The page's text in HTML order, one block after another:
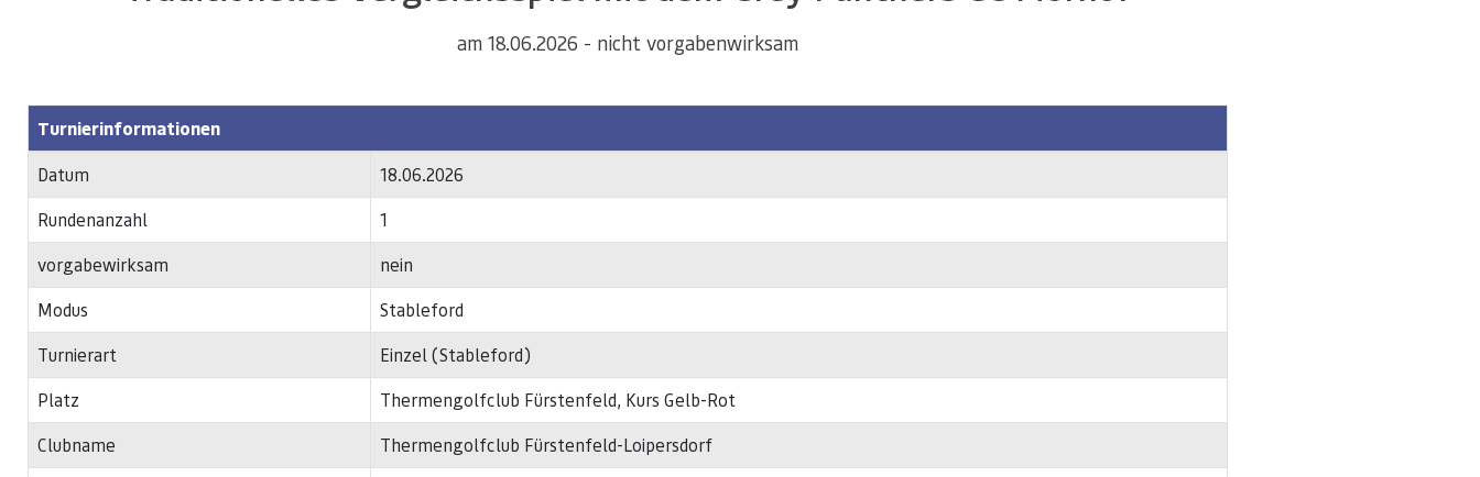
am 18.06.2026 - nicht vorgabenwirksam
Turnierinformationen
Datum
18.06.2026
Rundenanzahl
1
vorgabewirksam
nein
Modus
Stableford
Turnierart
Einzel (Stableford)
Platz
Thermengolfclub Fürstenfeld, Kurs Gelb-Rot
Clubname
Thermengolfclub Fürstenfeld-Loipersdorf